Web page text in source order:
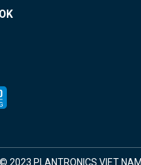
2023 PLANTRONICS VIET NAM.